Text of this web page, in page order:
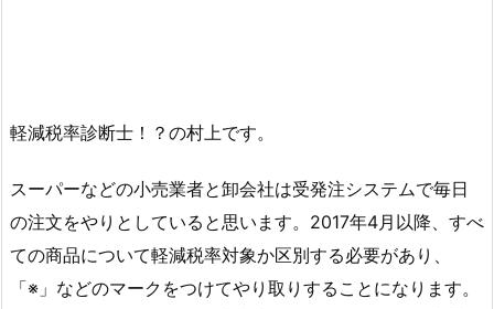
軽減税率診断士！？の村上です。
スーパーなどの小売業者と卸会社は受発注システムで毎日
の注文をやりとしていると思います。2017年4月以降、すべ
ての商品について軽減税率対象か区別する必要があり、
「※」などのマークをつけてやり取りすることになります。